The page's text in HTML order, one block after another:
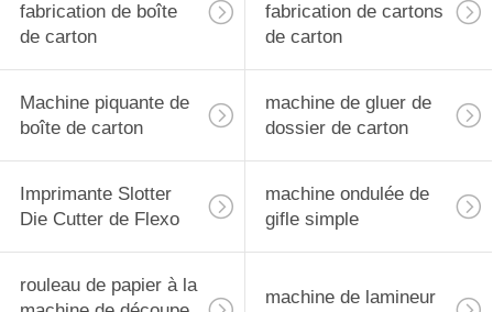
fabrication de boîte
de carton
fabrication de cartons
de carton
Machine piquante de
boîte de carton
machine de gluer de
dossier de carton
Imprimante Slotter
Die Cutter de Flexo
machine ondulée de
gifle simple
rouleau de papier à la
machine de lamineur